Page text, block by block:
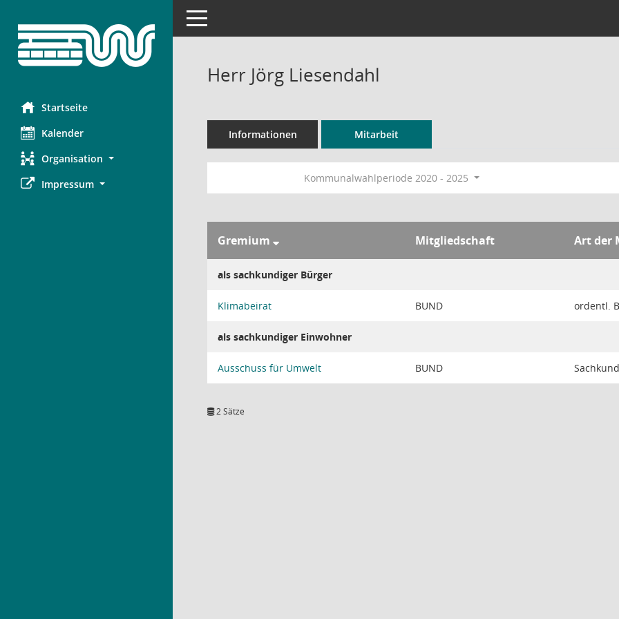
Startseite
Kalender
Organisation
Impressum
Toggle navigation
Herr Jörg Liesendahl
Informationen Mitarbeit
Kommunalwahlperiode 2020 - 2025
Gremium Mitgliedschaft Art der
als sachkundiger Bürger
Klimabeirat BUND ordentl.
als sachkundiger Einwohner
Ausschuss für Umwelt BUND
2 Sätze